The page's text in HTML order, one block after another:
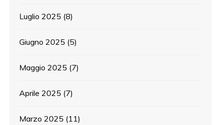
Luglio 2025 (8)
Giugno 2025 (5)
Maggio 2025 (7)
Aprile 2025 (7)
Marzo 2025 (11)